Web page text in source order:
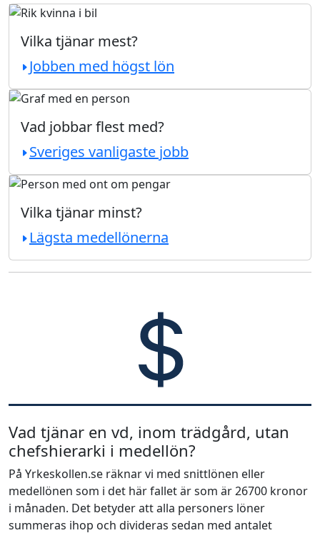
Vilka tjänar mest?
Jobben med högst lön
Vad jobbar flest med?
Sveriges vanligaste jobb
Vilka tjänar minst?
Lägsta medellönerna
Vad tjänar en vd, inom trädgård, utan
chefshierarki i medellön?
På Yrkeskollen.se räknar vi med snittlönen eller
medellönen som i det här fallet är som är 26700 kronor
i månaden. Det betyder att alla personers löner
summeras ihop och divideras sedan med antalet